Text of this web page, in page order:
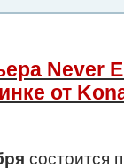
Never
от
состоится